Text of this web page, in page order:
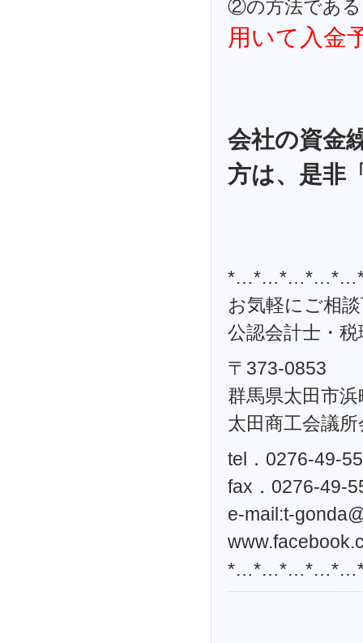
②の方法であ
用いて入金
会社の資金
方は、是非
お気軽にご相
公認会計士・
〒373-0853
群馬県太田市
太田商工会議
tel．0276-49-
fax．0276-49-
e-mail:t-